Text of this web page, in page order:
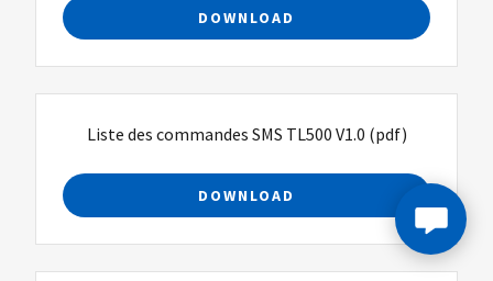
DOWNLOAD
Liste des commandes SMS TL500 V1.0 (pdf)
DOWNLOAD